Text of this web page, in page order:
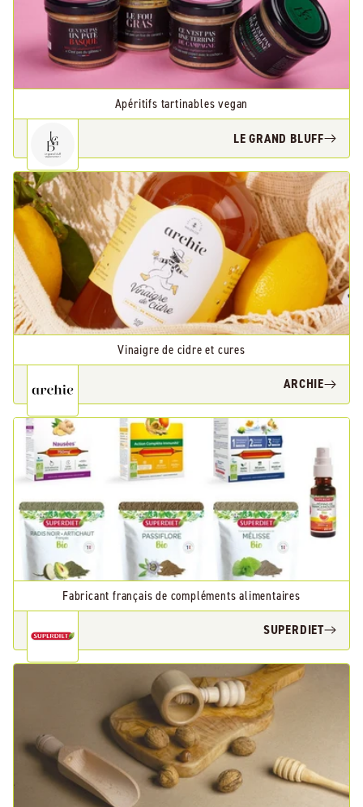
Apéritifs tartinables vegan
LE GRAND BLUFF
Vinaigre de cidre et cures
ARCHIE
Fabricant français de compléments alimentaires
SUPERDIET